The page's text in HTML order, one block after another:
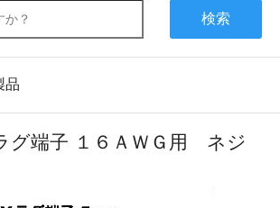
検索
品
グ端子 １６ＡＷＧ用 ネジ